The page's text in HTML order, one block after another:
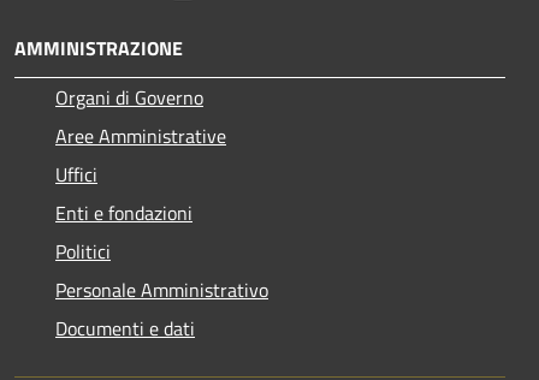
AMMINISTRAZIONE
Organi di Governo
Aree Amministrative
Uffici
Enti e fondazioni
Politici
Personale Amministrativo
Documenti e dati